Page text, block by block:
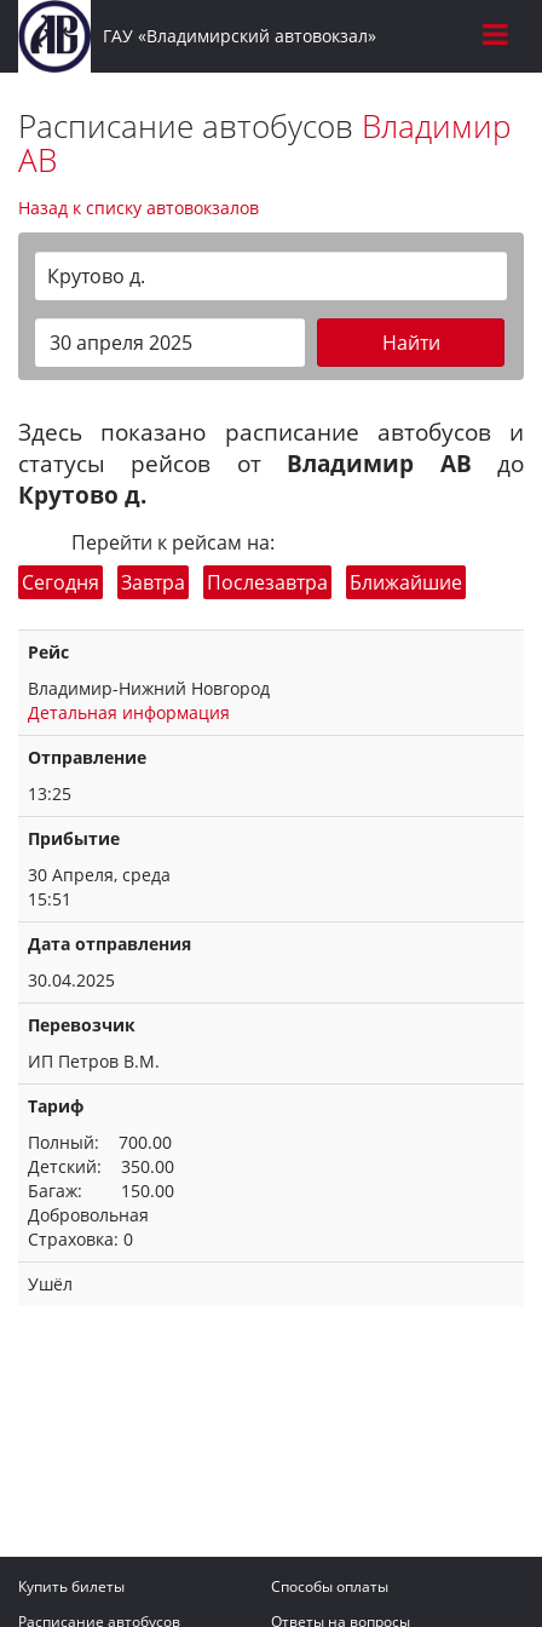
ГАУ «Владимирский автовокзал»
Расписание автобусов Владимир
АВ
Назад к списку автовокзалов
Крутово д.
Найти
Здесь показано расписание автобусов и
статусы рейсов от Владимир АВ до
Крутово д.
Перейти к рейсам на:
Сегодня
Завтра Послезавтра Ближайшие
Рейс
Владимир-Нижний Новгород
Детальная информация
Отправление
13:25
Прибытие
30 Апреля, среда
15:51
Дата отправления
30.04.2025
Перевозчик
ИП Петров В.М.
Тариф
Полный: 700.00
Детский: 350.00
Багаж: 150.00
Добровольная
Страховка: 0
Ушёл
Купить билеты
Способы оплаты
Расписание автобусов
Ответы на вопросы